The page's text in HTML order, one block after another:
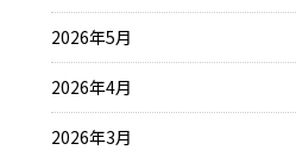
2026年5月
2026年4月
2026年3月